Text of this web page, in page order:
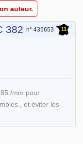
auteur.
382 n° 435653 11
/mm pour
, et éviter les